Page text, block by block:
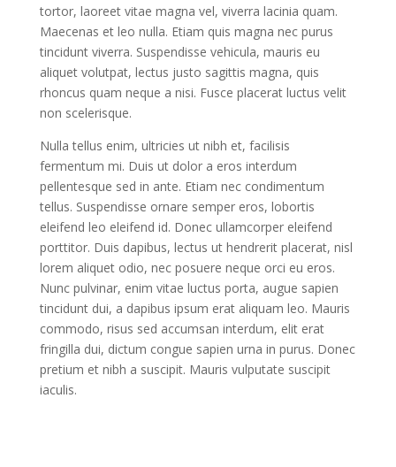
tortor, laoreet vitae magna vel, viverra lacinia quam.
Maecenas et leo nulla. Etiam quis magna nec purus
tincidunt viverra. Suspendisse vehicula, mauris eu
aliquet volutpat, lectus justo sagittis magna, quis
rhoncus quam neque a nisi. Fusce placerat luctus velit
non scelerisque.
Nulla tellus enim, ultricies ut nibh et, facilisis
fermentum mi. Duis ut dolor a eros interdum
pellentesque sed in ante. Etiam nec condimentum
tellus. Suspendisse ornare semper eros, lobortis
eleifend leo eleifend id. Donec ullamcorper eleifend
porttitor. Duis dapibus, lectus ut hendrerit placerat, nisl
lorem aliquet odio, nec posuere neque orci eu eros.
Nunc pulvinar, enim vitae luctus porta, augue sapien
tincidunt dui, a dapibus ipsum erat aliquam leo. Mauris
commodo, risus sed accumsan interdum, elit erat
fringilla dui, dictum congue sapien urna in purus. Donec
pretium et nibh a suscipit. Mauris vulputate suscipit
iaculis.